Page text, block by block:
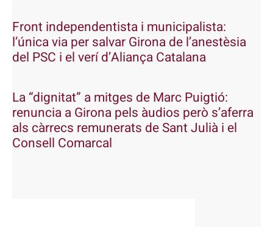
Front independentista i municipalista:
l’única via per salvar Girona de l’anestèsia
del PSC i el verí d’Aliança Catalana
La “dignitat” a mitges de Marc Puigtió:
renuncia a Girona pels àudios però s’aferra
als càrrecs remunerats de Sant Julià i el
Consell Comarcal